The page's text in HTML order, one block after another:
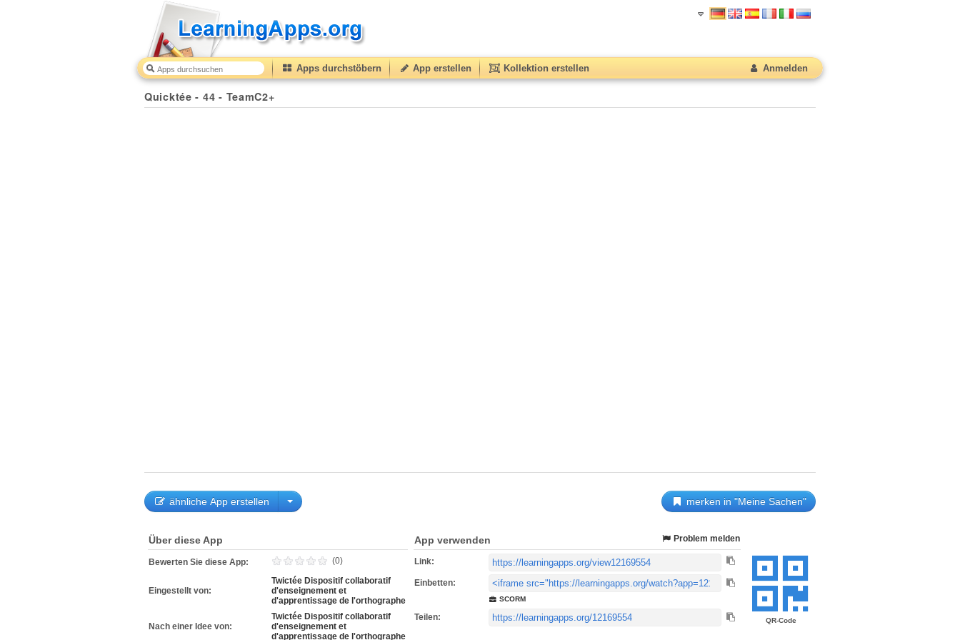
Apps durchstöbern App erstellen Kollektion erstellen Anmelden
Quicktée - 44 - TeamC2+
ähnliche App erstellen merken in "Meine Sachen"
QR-Code
Über diese App
Bewerten Sie diese App: (0)
Eingestellt von:
Twictée Dispositif collaboratif
d'enseignement et
d'apprentissage de l'orthographe
Nach einer Idee von:
Twictée Dispositif collaboratif
d'enseignement et
d'apprentissage de l'orthographe
App verwenden Problem melden
Link:
Einbetten:
SCORM
Teilen: